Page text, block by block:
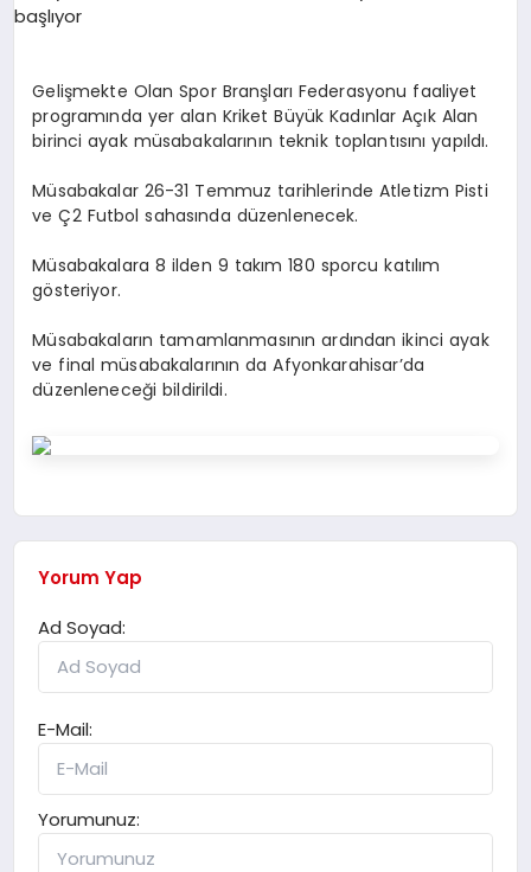
MAGAZIN
TEKNOLOJI
Gelişmekte Olan Spor Branşları Federasyonu faaliyet
programında yer alan Kriket Büyük Kadınlar Açık Alan
birinci ayak müsabakalarının teknik toplantısını yapıldı.
Müsabakalar 26-31 Temmuz tarihlerinde Atletizm Pisti
ve Ç2 Futbol sahasında düzenlenecek.
Müsabakalara 8 ilden 9 takım 180 sporcu katılım
gösteriyor.
Müsabakaların tamamlanmasının ardından ikinci ayak
ve final müsabakalarının da Afyonkarahisar’da
düzenleneceği bildirildi.
Yorum Yap
Ad Soyad:
E-Mail:
Yorumunuz: